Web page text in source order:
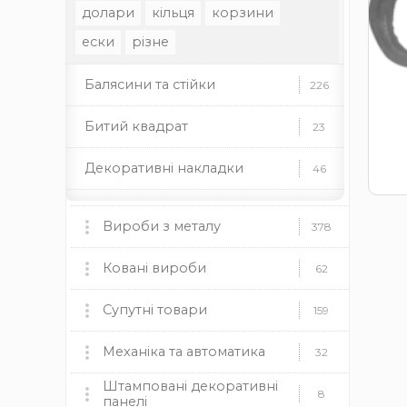
долари кільця
корзини
ески
різне
Балясини та стійки 226
Битий квадрат 23
Декоративні накладки 46
Декоративні стійки 37
Декоративні труби 35
Декоративні елементи 46
Профільні труби 22
Заклепки 13
Вироби з металу 378
Мангали, пічки та аксесуари 60
мангали пічки
Камінні топки BOKAR
Ковані вироби 62
Ковані ворота 9
Ковані огорожі 12
Ковані навіси 8
Супутні товари 159
Пластикові заглушки 37
круглі прямокутні квадратні
Механіка та автоматика 32
Механіка 19
Штамповані декоративні
панелі
8